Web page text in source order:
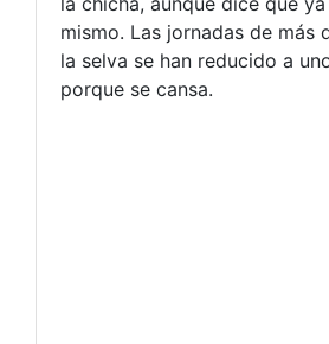
mismo. Las jornadas de más
la selva se han reducido a
porque se cansa.